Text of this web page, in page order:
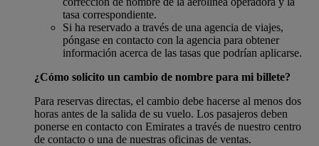
tasa correspondiente.
Si ha reservado a través de una agencia de viajes,
póngase en contacto con la agencia para obtener
información acerca de las tasas que podrían aplicarse.
¿Cómo solicito un cambio de nombre para mi billete?
Para reservas directas, el cambio debe hacerse al menos dos
horas antes de la salida de su vuelo. Los pasajeros deben
ponerse en contacto con Emirates a través de nuestro centro
de contacto o una de nuestras oficinas de ventas.